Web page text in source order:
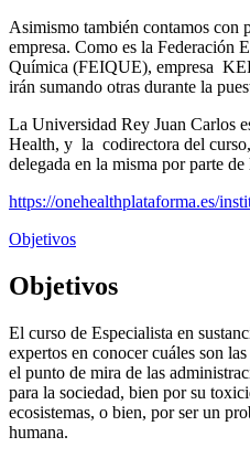
Asimismo también contamos con
empresa. Como es la Federación
Química (FEIQUE), empresa
irán sumando otras durante la
La Universidad Rey Juan Carlos
Health, y la codirectora del
delegada en la misma por parte
https://onehealthplataforma.es/
Objetivos
Objetivos
El curso de Especialista en
expertos en conocer cuáles son
el punto de mira de las
para la sociedad, bien por su
ecosistemas, o bien, por ser un
humana.